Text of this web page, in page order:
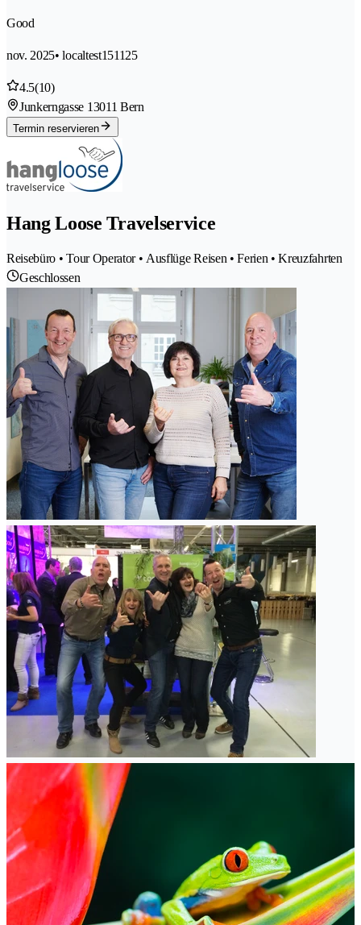
Good
nov. 2025• localtest151125
4.5(10)
Junkerngasse 13011 Bern
Termin reservieren
Hang Loose Travelservice
Reisebüro • Tour Operator • Ausflüge Reisen • Ferien • Kreuzfahrten
Geschlossen